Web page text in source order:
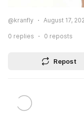
@kranfly August 17,
0 replies 0 reposts
Repost